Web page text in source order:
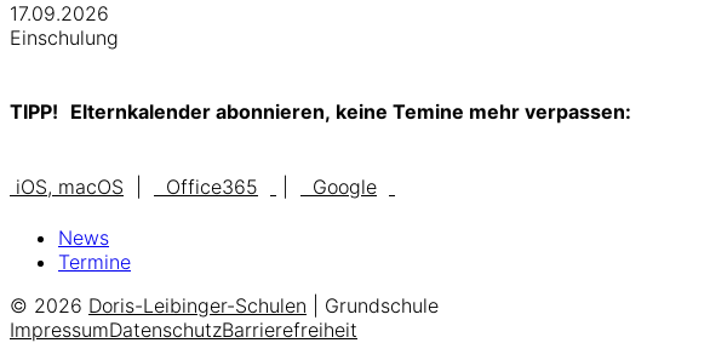
17.09.2026
Einschulung
TIPP! Elternkalender abonnieren, keine Temine mehr verpassen:
iOS, macOS Office365 Google
News
Termine
© 2026 Doris-Leibinger-Schulen | Grundschule
ImpressumDatenschutzBarrierefreiheit